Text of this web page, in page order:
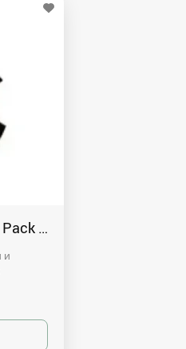
- macOS და Windows
и